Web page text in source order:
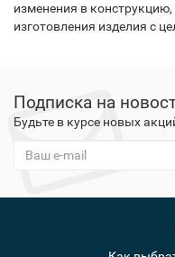
изменения в
изготовления изделия с
Подписка на
Будьте в курсе новых